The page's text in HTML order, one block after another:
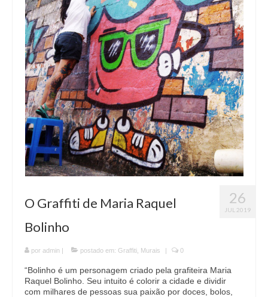
26
JUL 2019
O Graffiti de Maria Raquel
Bolinho
por admin | postado em: Graffiti Murais | 0
“Bolinho é um personagem criado pela grafiteira Maria
Raquel Bolinho. Seu intuito é colorir a cidade e dividir
com milhares de pessoas sua paixão por doces, bolos,